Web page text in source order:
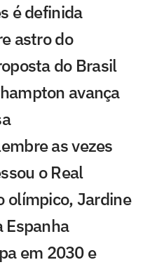
é definida
astro do
do Brasil
avança
as vezes
o Real
olímpico, Jardine
Espanha
em 2030 e